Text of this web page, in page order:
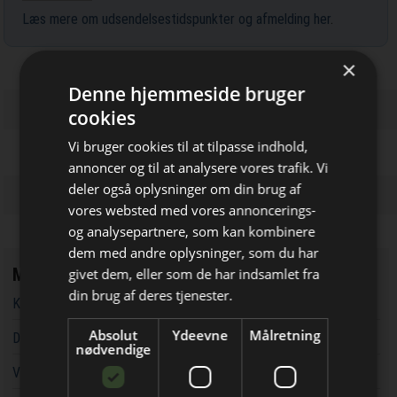
Bliv opdateret hver dag
Få de vigtigste nyheder om
byggebranchen
direkte i din indbakke
Læs mere om udsendelsestidspunkter og afmelding her.
Mest læste
Kaospilot skal skabe kreative arkitektledere i Aarhus
Det bliver lettere at handle hos Davidsen øst for Storebælt
Vandværker i Randers kører på lånt tid
×
Denne hjemmeside bruger
cookies
Vi bruger cookies til at tilpasse indhold,
annoncer og til at analysere vores trafik. Vi
deler også oplysninger om din brug af
vores websted med vores annoncerings-
og analysepartnere, som kan kombinere
dem med andre oplysninger, som du har
givet dem, eller som de har indsamlet fra
din brug af deres tjenester.
Absolut
nødvendige
Ydeevne Målretning